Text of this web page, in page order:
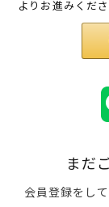
よりお進みくださ
まだ
会員登録をし